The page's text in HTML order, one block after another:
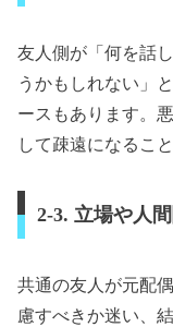
友人側が「何を話
うかもしれない」
ースもあります。
して疎遠になるこ
2-3. 立場や人
共通の友人が元配
慮すべきか迷い、